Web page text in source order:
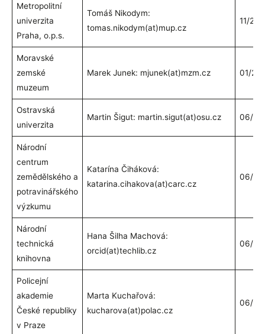
Metropolitní
univerzita
Praha, o.p.s.
Tomáš Nikodym:
tomas.nikodym(at)mup.cz
11/
Moravské
zemské
muzeum
Marek Junek: mjunek(at)mzm.cz 01/
Ostravská
univerzita
Martin Šigut: martin.sigut(at)osu.cz 06/
Národní
centrum
zemědělského a
potravinářského
výzkumu
Katarína Čiháková:
katarina.cihakova(at)carc.cz
06/
Národní
technická
knihovna
Hana Šilha Machová:
orcid(at)techlib.cz
06/
Policejní
akademie
České republiky
v Praze
Marta Kuchařová:
kucharova(at)polac.cz
06/